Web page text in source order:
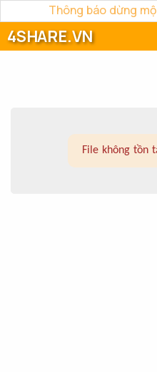
Thông báo dừng
4SHARE.VN
File không tồn